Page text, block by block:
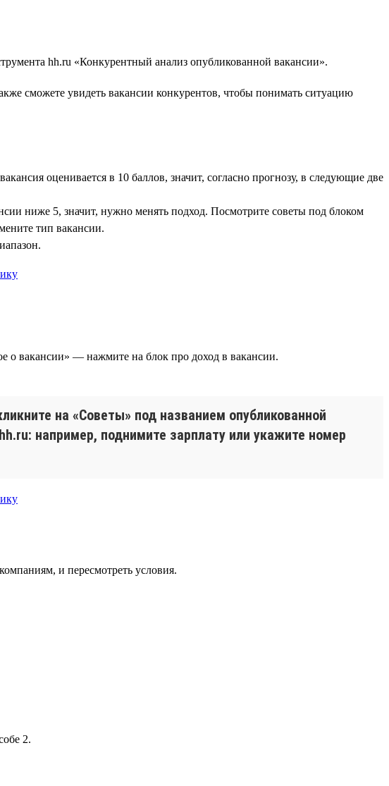
hh.ru «Конкурентный анализ опубликованной вакансии».
сможете увидеть вакансии конкурентов, чтобы понимать ситуацию
оценивается в 10 баллов, значит, согласно прогнозу, в следующие две
ниже 5, значит, нужно менять подход. Посмотрите советы под блоком
тип вакансии.
о вакансии» — нажмите на блок про доход в вакансии.
на «Советы» под названием опубликованной
например, поднимите зарплату или укажите номер
и пересмотреть условия.
2.